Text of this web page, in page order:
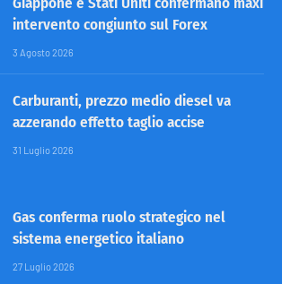
intervento congiunto sul Forex
3 Agosto 2026
Carburanti, prezzo medio diesel va
azzerando effetto taglio accise
31 Luglio 2026
Gas conferma ruolo strategico nel
sistema energetico italiano
27 Luglio 2026